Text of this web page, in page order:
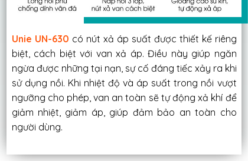
Unie UN-630 có nút xả áp suất được thiết kế riêng
biệt, cách biệt với van xả áp. Điều này giúp ngăn
ngừa được những tại nạn, sự cố đáng tiếc xảy ra khi
sử dụng nồi. Khi nhiệt độ và áp suất trong nồi vượt
ngưỡng cho phép, van an toàn sẽ tự động xả khí để
giảm nhiệt, giảm áp, giúp đảm bảo an toàn cho
người dùng.